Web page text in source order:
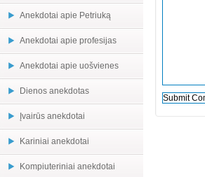
Anekdotai apie Petriuką
Anekdotai apie profesijas
Anekdotai apie uošvienes
Dienos anekdotas
Įvairūs anekdotai
Kariniai anekdotai
Kompiuteriniai anekdotai